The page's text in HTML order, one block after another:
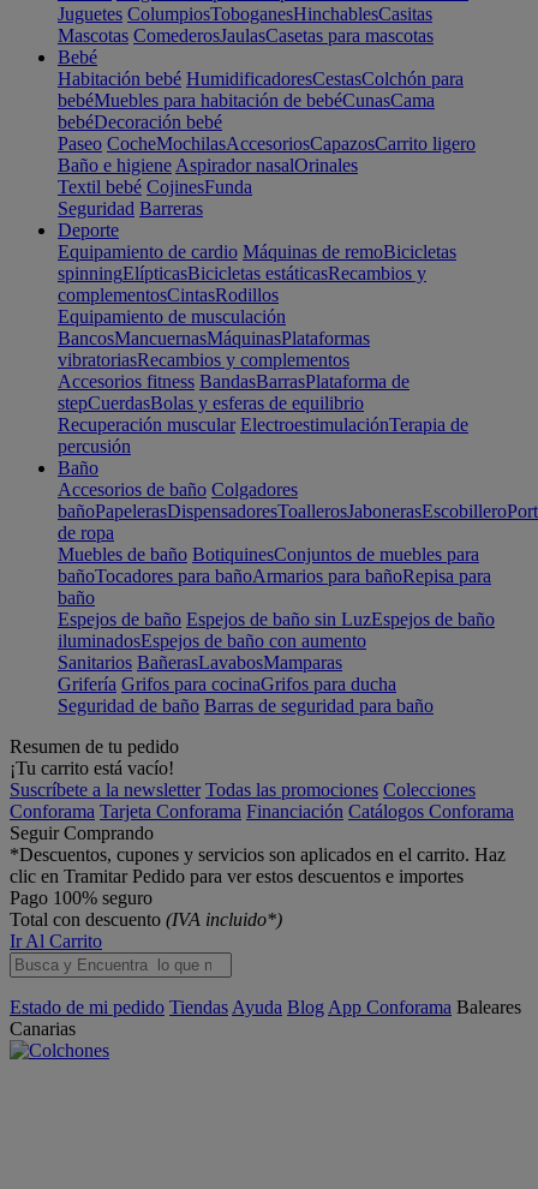
Juguetes ColumpiosToboganesHinchablesCasitas
Mascotas ComederosJaulasCasetas para mascotas
Bebé
Habitación bebé HumidificadoresCestasColchón para
bebéMuebles para habitación de bebéCunasCama
bebéDecoración bebé
Paseo CocheMochilasAccesoriosCapazosCarrito ligero
Baño e higiene Aspirador nasalOrinales
Textil bebé CojinesFunda
Seguridad Barreras
Deporte
Equipamiento de cardio Máquinas de remoBicicletas
spinningElípticasBicicletas estáticasRecambios y
complementosCintasRodillos
Equipamiento de musculación
BancosMancuernasMáquinasPlataformas
vibratoriasRecambios y complementos
Accesorios fitness BandasBarrasPlataforma de
stepCuerdasBolas y esferas de equilibrio
Recuperación muscular ElectroestimulaciónTerapia de
percusión
Baño
Accesorios de baño Colgadores
bañoPapelerasDispensadoresToallerosJabonerasEscobillero
de ropa
Muebles de baño BotiquinesConjuntos de muebles para
bañoTocadores para bañoArmarios para bañoRepisa para
baño
Espejos de baño Espejos de baño sin LuzEspejos de baño
iluminadosEspejos de baño con aumento
Sanitarios BañerasLavabosMamparas
Grifería Grifos para cocinaGrifos para ducha
Seguridad de baño Barras de seguridad para baño
Resumen de tu pedido
¡Tu carrito está vacío!
Suscríbete a la newsletter Todas las promociones Colecciones
Conforama Tarjeta Conforama Financiación Catálogos Conforama
Seguir Comprando
*Descuentos, cupones y servicios son aplicados en el carrito. Haz
clic en Tramitar Pedido para ver estos descuentos e importes
Pago 100% seguro
Total con descuento (IVA incluido*)
Ir Al Carrito
Estado de mi pedido Tiendas Ayuda Blog App Conforama Baleares
Canarias